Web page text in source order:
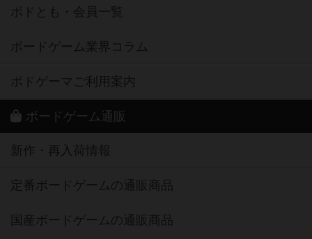
ボドとも・会員一覧
ボードゲーム業界コラム
ボドゲーマご利用案内
ボードゲーム通販
新作・再入荷情報
定番ボードゲームの通販商品
国産ボードゲームの通販商品